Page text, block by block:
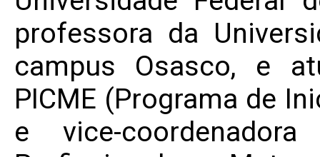
professora da
campus Osasco, e
PICME (Programa de
e vice-